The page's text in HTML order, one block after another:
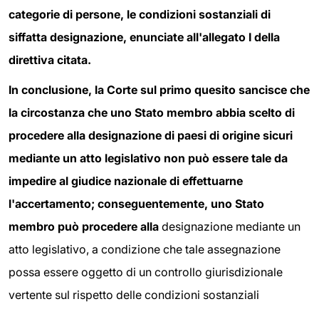
categorie di persone, le condizioni sostanziali di
siffatta designazione, enunciate all'allegato I della
direttiva citata.
In conclusione, la Corte sul primo quesito sancisce che
la circostanza che uno Stato membro abbia scelto di
procedere alla designazione di paesi di origine sicuri
mediante un atto legislativo non può essere tale da
impedire al giudice nazionale di effettuarne
l'accertamento; conseguentemente, uno Stato
membro può procedere alla designazione mediante un
atto legislativo, a condizione che tale assegnazione
possa essere oggetto di un controllo giurisdizionale
vertente sul rispetto delle condizioni sostanziali